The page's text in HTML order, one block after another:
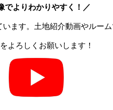
でよりわかりやすく！／
ます。土地紹介動画やルー
よろしくお願いします！